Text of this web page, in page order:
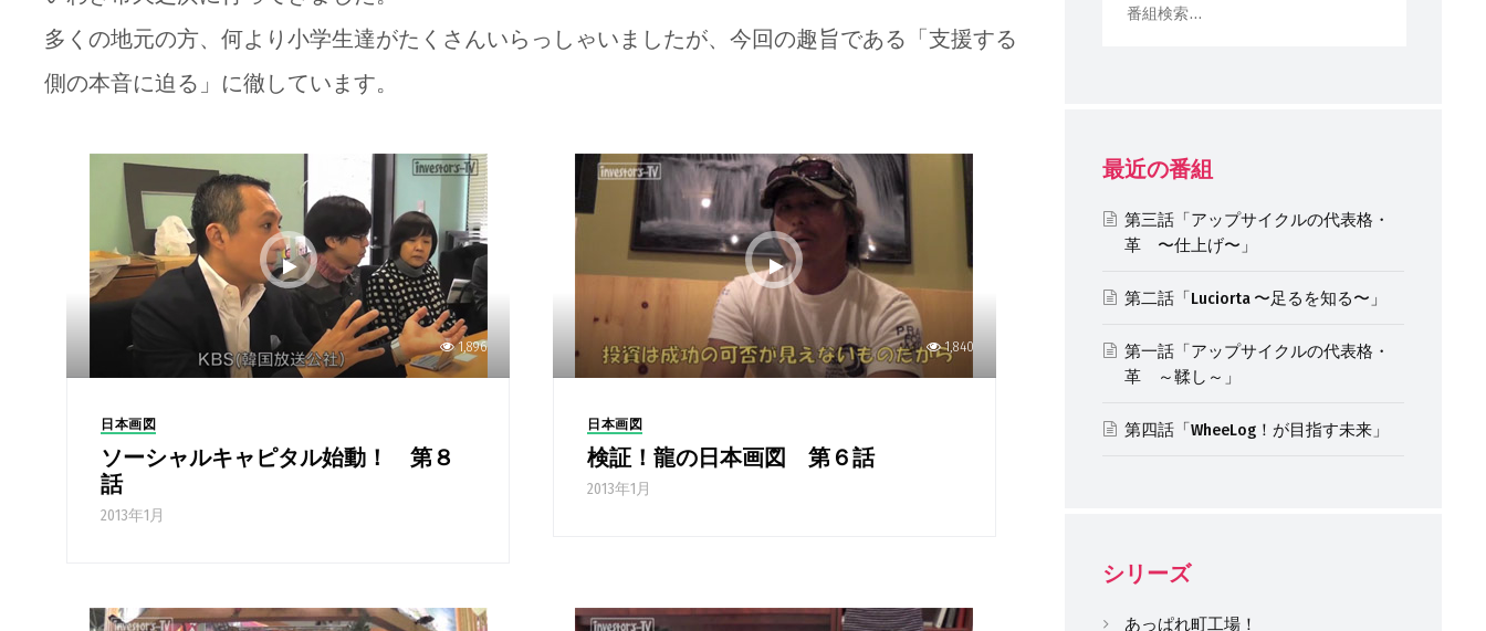
多くの地元の方、何より小学生達がたくさんいらっしゃいましたが、今回の趣旨である「支援する
側の本音に迫る」に徹しています。
1,896
日本画図
ソーシャルキャピタル始動！ 第８
話
2013年1月
1,840
日本画図
検証！龍の日本画図 第６話
2013年1月
最近の番組
第三話「アップサイクルの代表格・
革 〜仕上げ〜」
第二話「Luciorta 〜足るを知る〜」
第一話「アップサイクルの代表格・
革 ～鞣し～」
第四話「WheeLog！が目指す未来」
シリーズ
あっぱれ町工場！